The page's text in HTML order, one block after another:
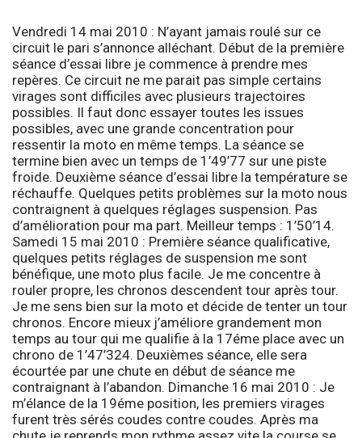
Vendredi 14 mai 2010 : N’ayant jamais roulé sur ce
circuit le pari s’annonce alléchant. Début de la première
séance d’essai libre je commence à prendre mes
repères. Ce circuit ne me parait pas simple certains
virages sont difficiles avec plusieurs trajectoires
possibles. Il faut donc essayer toutes les issues
possibles, avec une grande concentration pour
ressentir la moto en même temps. La séance se
termine bien avec un temps de 1’49’77 sur une piste
froide. Deuxième séance d’essai libre la température se
réchauffe. Quelques petits problèmes sur la moto nous
contraignent à quelques réglages suspension. Pas
d’amélioration pour ma part. Meilleur temps : 1’50’14.
Samedi 15 mai 2010 : Première séance qualificative,
quelques petits réglages de suspension me sont
bénéfique, une moto plus facile. Je me concentre à
rouler propre, les chronos descendent tour après tour.
Je me sens bien sur la moto et décide de tenter un tour
chronos. Encore mieux j’améliore grandement mon
temps au tour qui me qualifie à la 17éme place avec un
chrono de 1’47’324. Deuxièmes séance, elle sera
écourtée par une chute en début de séance me
contraignant à l’abandon. Dimanche 16 mai 2010 : Je
m’élance de la 19éme position, les premiers virages
furent très sérés coudes contre coudes. Après ma